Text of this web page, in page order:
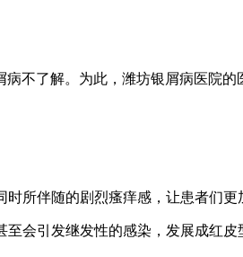
不了解。为此，潍坊银屑病医院的
伴随的剧烈瘙痒感，让患者们更
引发继发性的感染，发展成红皮